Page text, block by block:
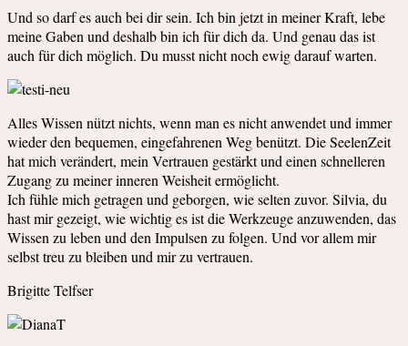
Und so darf es auch bei dir sein. Ich bin jetzt in meiner Kraft, lebe
meine Gaben und deshalb bin ich für dich da. Und genau das ist
auch für dich möglich. Du musst nicht noch ewig darauf warten.
Alles Wissen nützt nichts, wenn man es nicht anwendet und immer
wieder den bequemen, eingefahrenen Weg benützt. Die SeelenZeit
hat mich verändert, mein Vertrauen gestärkt und einen schnelleren
Zugang zu meiner inneren Weisheit ermöglicht.
Ich fühle mich getragen und geborgen, wie selten zuvor. Silvia, du
hast mir gezeigt, wie wichtig es ist die Werkzeuge anzuwenden, das
Wissen zu leben und den Impulsen zu folgen. Und vor allem mir
selbst treu zu bleiben und mir zu vertrauen.
Brigitte Telfser